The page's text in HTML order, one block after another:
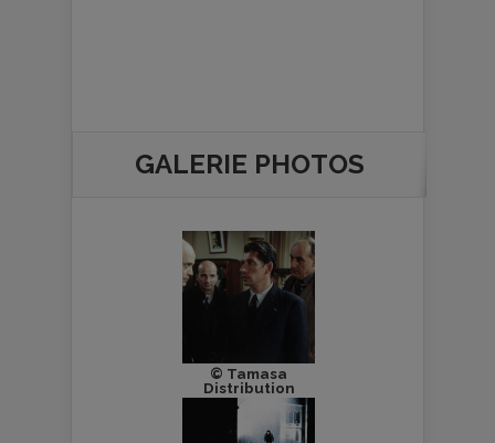
GALERIE PHOTOS
© Tamasa
Distribution